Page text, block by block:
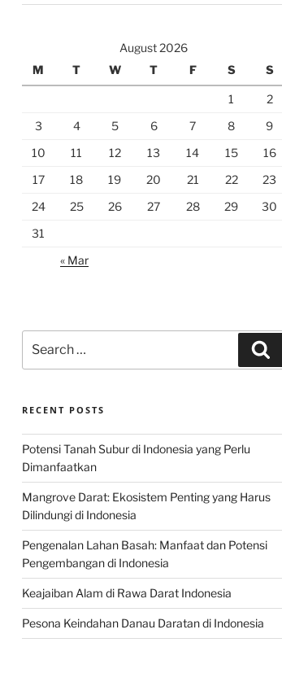
August 2026
M
T W T F S S
1
2
3
4 5 6 7 8
9
10
11 12 13 14 15
16
17
18 19 20 21 22
23
24
25 26 27 28 29
30
31
« Mar
for:
RECENT POSTS
Potensi Tanah Subur di Indonesia yang Perlu
Dimanfaatkan
Mangrove Darat: Ekosistem Penting yang Harus
Dilindungi di Indonesia
Pengenalan Lahan Basah: Manfaat dan Potensi
Pengembangan di Indonesia
Keajaiban Alam di Rawa Darat Indonesia
Pesona Keindahan Danau Daratan di Indonesia